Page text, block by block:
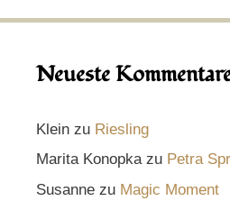
Neueste
Klein zu Riesling
Marita Konopkazu Petra
Susanne zu Magic Moment